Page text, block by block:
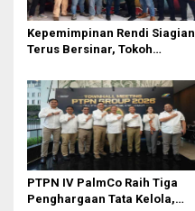
Kepemimpinan Rendi Siagian
Terus Bersinar, Tokoh
MJA Kota Medan
PTPN IV PalmCo Raih Tiga
Penghargaan Tata Kelola,